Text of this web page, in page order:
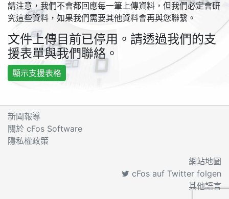
請注意，我們不會都回應每一筆上傳資料，但我們必定會研
究這些資料，如果我們需要其他資料會再與您聯繫。
文件上傳目前已停用。請透過我們的支
援表單與我們聯絡。
顯示支援表格
新聞報導
關於 cFos Software
隱私權政策
網站地圖
cFos auf Twitter folgen
其他語言